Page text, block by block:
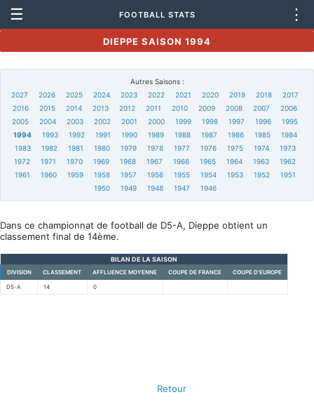
☰ FOOTBALL STATS ⋮
DIEPPE SAISON 1994
Autres Saisons :
2027
2026 2025 2024 2023 2022 2021 2020 2019 2018
2017
2016
2015 2014 2013 2012 2011 2010 2009 2008 2007
2006
2005
2004 2003 2002 2001 2000 1999 1998 1997 1996
1995
1994
1993 1992 1991 1990 1989 1988 1987 1986 1985
1984
1983
1982 1981 1980 1979 1978 1977 1976 1975 1974
1973
1972
1971 1970 1969 1968 1967 1966 1965 1964 1963
1962
1961
1960 1959 1958 1957 1956 1955 1954 1953 1952
1951
1950
1949 1948 1947 1946
Dans ce championnat de football de D5-A, Dieppe obtient un
classement final de 14ème.
BILAN DE LA SAISON
DIVISION CLASSEMENT AFFLUENCE MOYENNE COUPE DE FRANCE COUPE D'EUROPE
D5-A 14 0
Retour